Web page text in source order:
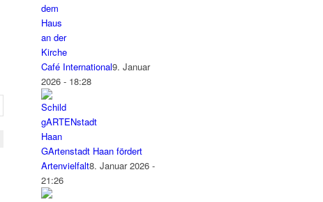
Café International9. Januar
2026 - 18:28
GArtenstadt Haan fördert
Artenvielfalt8. Januar 2026 -
21:26